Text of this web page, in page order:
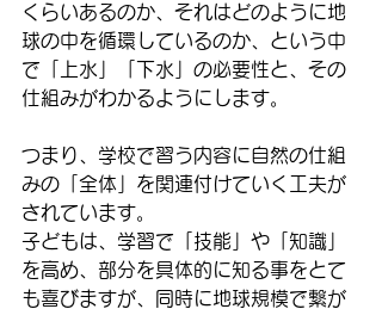
くらいあるのか、それはどのように地
球の中を循環しているのか、という中
で「上水」「下水」の必要性と、その
仕組みがわかるようにします。
つまり、学校で習う内容に自然の仕組
みの「全体」を関連付けていく工夫が
されています。
子どもは、学習で「技能」や「知識」
を高め、部分を具体的に知る事をとて
も喜びますが、同時に地球規模で繋が